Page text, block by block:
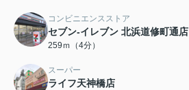
コンビニエンスストア
セブン-イレブン 北浜道修町通店
259ｍ（4分）
スーパー
ライフ天神橋店